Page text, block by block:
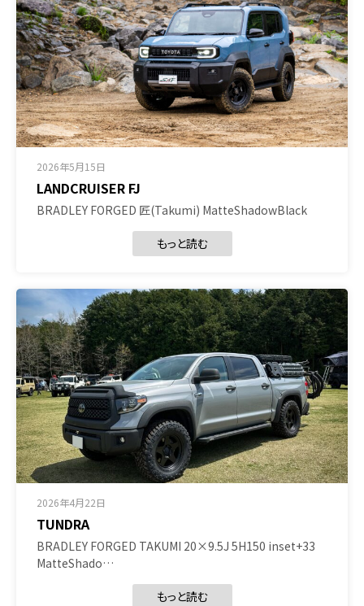
2026年5月15日
LANDCRUISER FJ
BRADLEY FORGED 匠(Takumi) MatteShadowBlack
もっと読む
2026年4月22日
TUNDRA
BRADLEY FORGED TAKUMI 20×9.5J 5H150 inset+33
MatteShado…
もっと読む